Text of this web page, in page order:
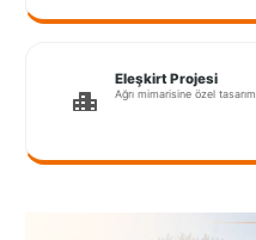
Eleşkirt Projesi
Ağrı mimarisine özel tasarım
Muş
Coquitlam